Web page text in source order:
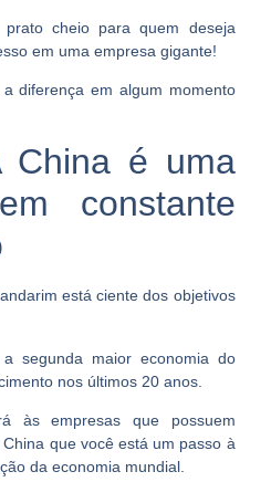
cheio para quem deseja
em uma empresa gigante!
diferença em algum momento
é uma
constante
está ciente dos objetivos
segunda maior economia do
nos últimos 20 anos.
às empresas que possuem
que você está um passo à
da economia mundial.